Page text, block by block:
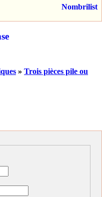
Nombrilist
» Trois pièces pile ou